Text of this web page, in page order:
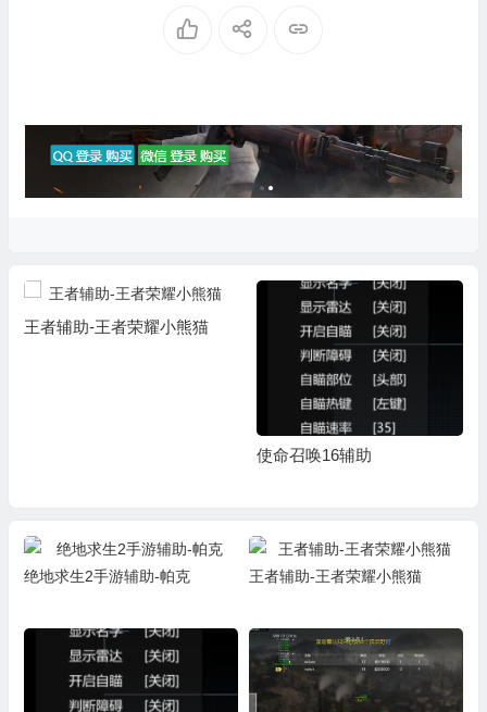
王者辅助-王者荣耀小熊猫
使命召唤16辅助
绝地求生2手游辅助-帕克 王者辅助-王者荣耀小熊猫